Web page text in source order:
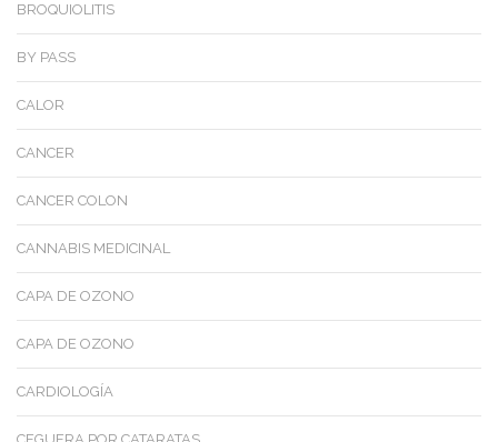
BROQUIOLITIS
BY PASS
CALOR
CANCER
CANCER COLON
CANNABIS MEDICINAL
CAPA DE OZONO
CAPA DE OZONO
CARDIOLOGÍA